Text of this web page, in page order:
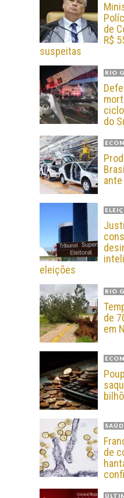
de
R$
suspeitas
RIO
do
eleições
RIO
de
em
de